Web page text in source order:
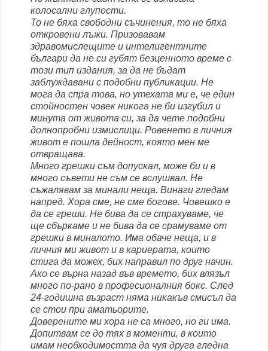
колосални глупости.
То не бяха свободни съчинения, то не бяха
откровени лъжи. Призовавам
здравомислещите и интелигентните
българи да не си губят безценното време с
този тип издания, за да не бъдат
заблуждавани с подобни публикации. Не
мога да спра това, но утехата ми е, че един
стойностен човек никога не би изгубил и
минута от живота си, за да чете подобни
долнопробни измислици. Ровенето в личния
живот е пошла дейност, която мен ме
отвращава.
Много грешки съм допускал, може би и в
много съвети не съм се вслушвал. Не
съжалявам за минали неща. Винаги гледам
напред. Хора сме, не сме богове. Човешко е
да се греши. Не бива да се страхуваме, че
ще сбъркаме и не бива да се срамуваме от
грешки в миналото. Има обаче неща, и в
личния ми живот и в кариерата, които
стига да можех, бих направил по друг начин.
Ако се върна назад във времето, бих влязъл
много по-рано в професионалния бокс. След
24-годишна възраст няма никакъв смисъл да
се стои при аматьорите.
Доверените ми хора не са много, но ги има.
Допитвам се до тях в моменти, в които
имам необходимостта да чуя друга гледна